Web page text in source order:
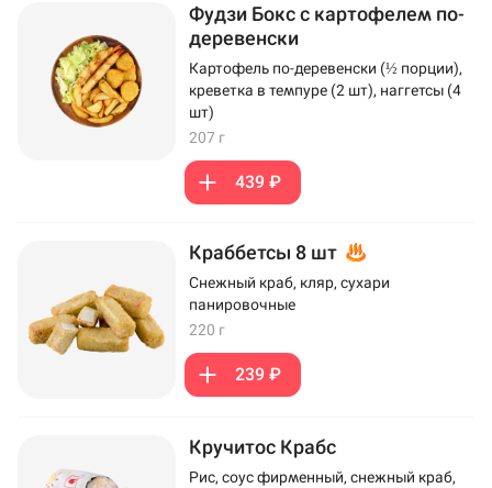
Фудзи Бокс с картофелем по-
деревенски
Картофель по-деревенски (½ порции),
креветка в темпуре (2 шт), наггетсы (4
шт)
207 г
439 ₽
Краббетсы 8 шт
Снежный краб, кляр, сухари
панировочные
220 г
239 ₽
Кручитос Крабс
Рис, соус фирменный, снежный краб,